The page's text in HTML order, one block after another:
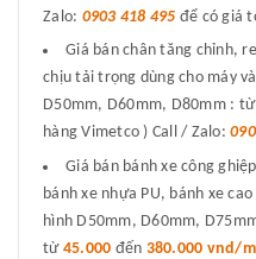
Zalo: 0903 418 495 để có giá
Giá bán chân tăng chỉnh,
chịu tải trọng dùng cho máy
D50mm, D60mm, D80mm : từ
hàng Vimetco ) Call / Zalo:
Giá bán bánh xe công
bánh xe nhựa PU, bánh xe
hình D50mm, D60mm,
từ 45.000 đến 380.000 vnd/m